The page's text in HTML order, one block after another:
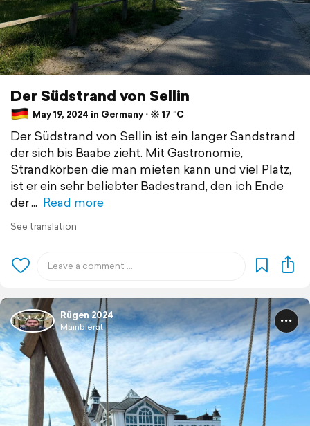
Der Südstrand von Sellin
May 19, 2024 in Germany ⋅ ☀️ 17 °C
Der Südstrand von Sellin ist ein langer Sandstrand
der sich bis Baabe zieht. Mit Gastronomie,
Strandkörben die man mieten kann und viel Platz,
ist er ein sehr beliebter Badestrand, den ich Ende
der
Read more
See translation
Rügen 2024
Mainbierat